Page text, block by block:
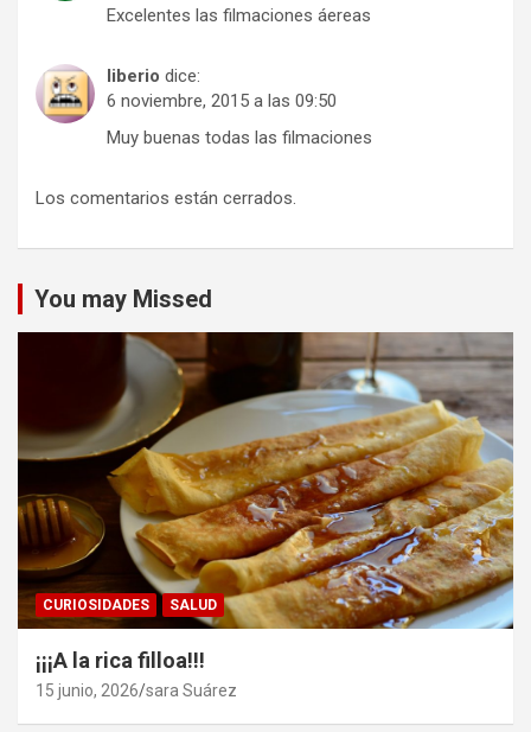
Excelentes las filmaciones áereas
liberio dice:
6 noviembre, 2015 a las 09:50
Muy buenas todas las filmaciones
Los comentarios están cerrados.
You may Missed
CURIOSIDADES SALUD
¡¡¡A la rica filloa!!!
15 junio, 2026 sara Suárez